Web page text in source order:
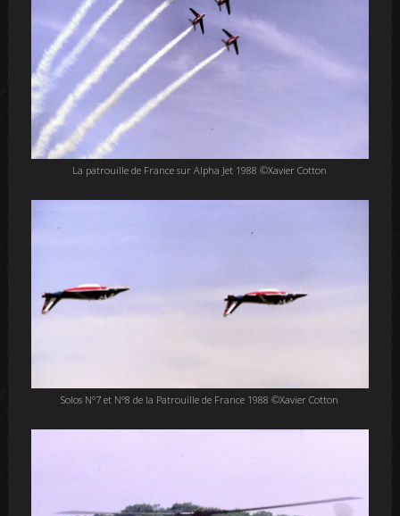
La patrouille de France sur Alpha Jet 1988 ©Xavier Cotton
Solos N°7 et N°8 de la Patrouille de France 1988 ©Xavier Cotton